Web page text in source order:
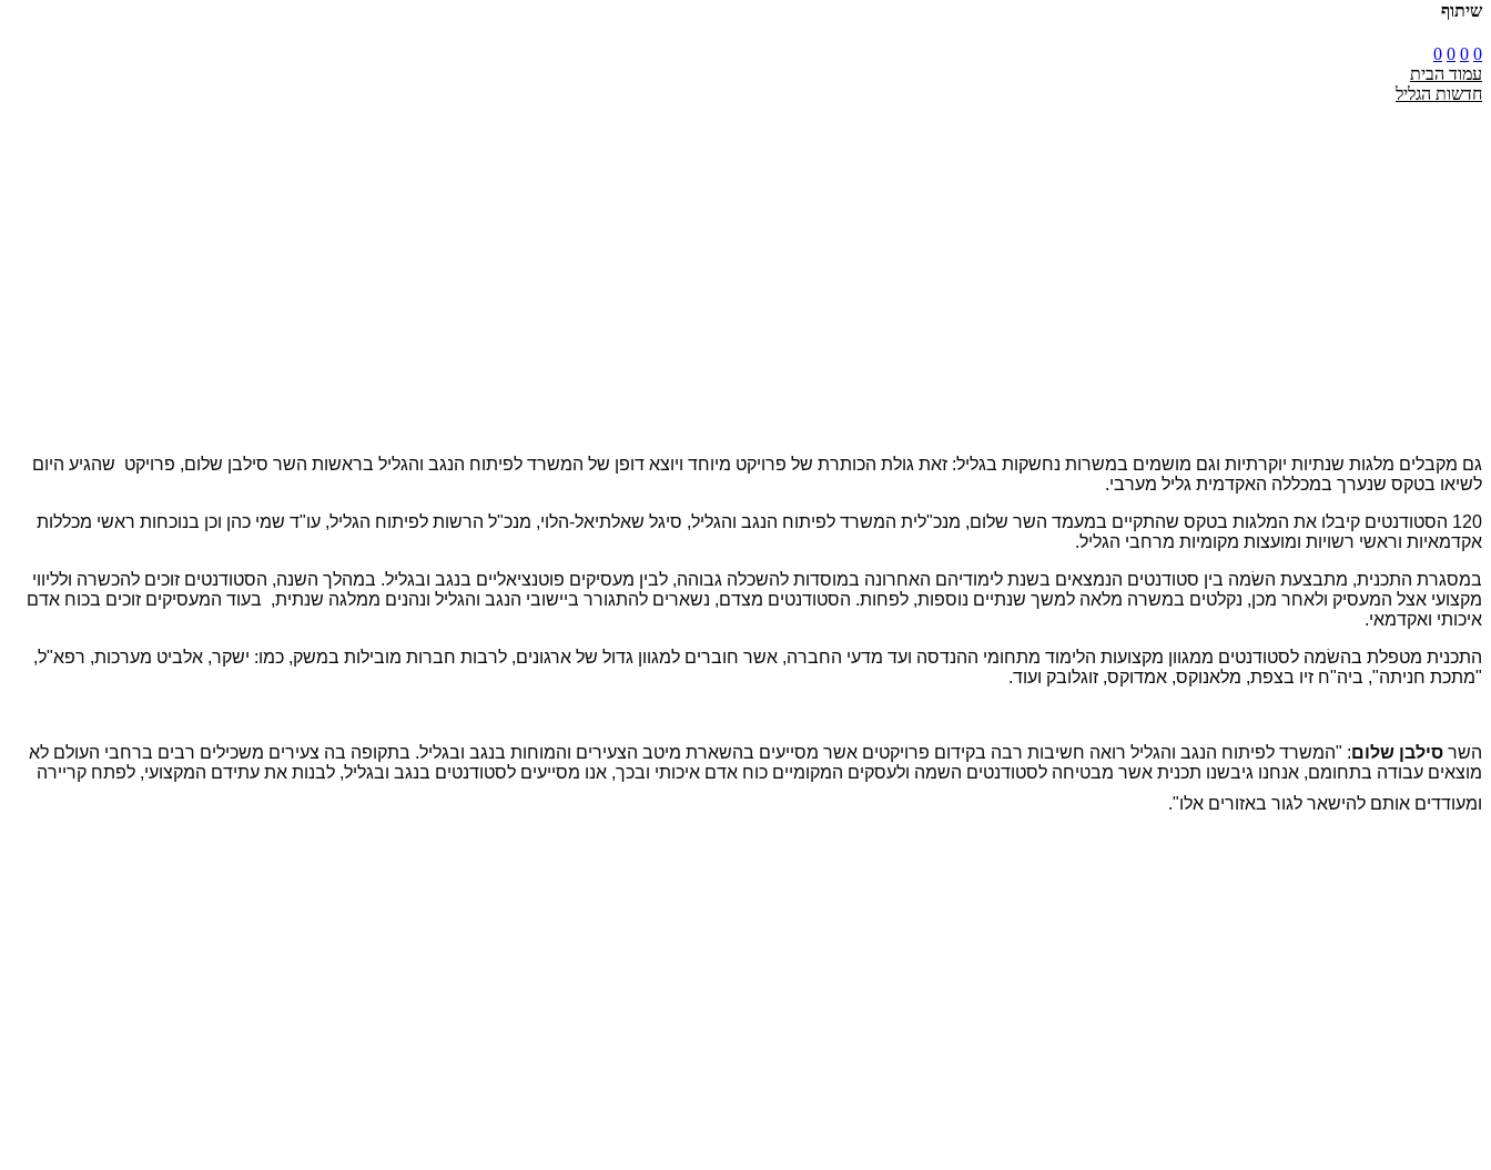
שיתוף
0
0
0
0
עמוד הבית
חדשות הגליל
גם מקבלים מלגות שנתיות יוקרתיות וגם מושמים במשרות נחשקות בגליל: זאת גולת הכותרת של פרויקט מיוחד ויוצא דופן של המשרד לפיתוח הנגב והגליל בראשות השר סילבן שלום, פרויקט שהגיע היום
לשיאו בטקס שנערך במכללה האקדמית גליל מערבי.
120 הסטודנטים קיבלו את המלגות בטקס שהתקיים במעמד השר שלום, מנכ"לית המשרד לפיתוח הנגב והגליל, סיגל שאלתיאל-הלוי, מנכ"ל הרשות לפיתוח הגליל, עו"ד שמי כהן וכן בנוכחות ראשי מכללות
אקדמאיות וראשי רשויות ומועצות מקומיות מרחבי הגליל.
במסגרת התכנית, מתבצעת השׂמה בין סטודנטים הנמצאים בשנת לימודיהם האחרונה במוסדות להשכלה גבוהה, לבין מעסיקים פוטנציאליים בנגב ובגליל. במהלך השנה, הסטודנטים זוכים להכשרה ולליווי
מקצועי אצל המעסיק ולאחר מכן, נקלטים במשרה מלאה למשך שנתיים נוספות, לפחות. הסטודנטים מצדם, נשארים להתגורר ביישובי הנגב והגליל ונהנים ממלגה שנתית, בעוד המעסיקים זוכים בכוח אדם
איכותי ואקדמאי.
התכנית מטפלת בהשׂמה לסטודנטים ממגוון מקצועות הלימוד מתחומי ההנדסה ועד מדעי החברה, אשר חוברים למגוון גדול של ארגונים, לרבות חברות מובילות במשק, כמו: ישקר, אלביט מערכות, רפא"ל,
"מתכת חניתה", ביה"ח זיו בצפת, מלאנוקס, אמדוקס, זוגלובק ועוד.
השר סילבן שלום: "המשרד לפיתוח הנגב והגליל רואה חשיבות רבה בקידום פרויקטים אשר מסייעים בהשארת מיטב הצעירים והמוחות בנגב ובגליל. בתקופה בה צעירים משכילים רבים ברחבי העולם לא
מוצאים עבודה בתחומם, אנחנו גיבשנו תכנית אשר מבטיחה לסטודנטים השמה ולעסקים המקומיים כוח אדם איכותי ובכך, אנו מסייעים לסטודנטים בנגב ובגליל, לבנות את עתידם המקצועי, לפתח קריירה
ומעודדים אותם להישאר לגור באזורים אלו".